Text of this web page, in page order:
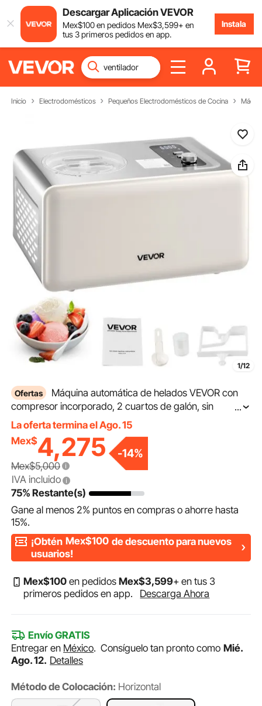
Descargar Aplicación VEVOR
Mex$100en pedidos Mex$3,599+ en
tus 3 primeros pedidos en app.
Instala
Inicio Electrodomésticos Pequeños Electrodomésticos de Cocina
1/12
Ofertas
Máquina automática de helados VEVOR con
compresor incorporado, 2 cuartos de galón, sin
congelación previa, máquina eléctrica para hacer
helados y sorbetes, 3 modos de funcionamiento, ideal
para la cocina del hogar.
...
La oferta termina el Ago. 15
Mex$4,275
Mex$5,000
-14%
IVA incluido
75% Restante(s)
Gane al menos 2% puntos en compras o ahorre hasta
15%.
¡Obtén Mex$100 de descuento para nuevos
usuarios!
Mex$100 en pedidosMex$3,599+ en tus 3
primeros pedidos en app.
Descarga Ahora
Envío GRATIS
Entregar en México.Consíguelo tan pronto como Mié.
Ago. 12. Detalles
Método de Colocación: Horizontal